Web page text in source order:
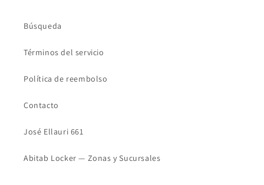
Búsqueda
Términos del servicio
Política de reembolso
Contacto
José Ellauri 661
Abitab Locker — Zonas y Sucursales